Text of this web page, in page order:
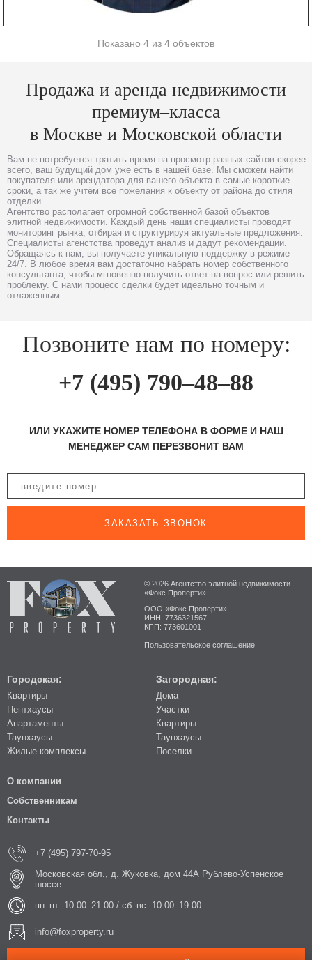
Показано 4 из 4 объектов
Продажа и аренда недвижимости
премиум–класса
в Москве и Московской области
Вам не потребуется тратить время на просмотр разных сайтов скорее
всего, ваш будущий дом уже есть в нашей базе. Мы сможем найти
покупателя или арендатора для вашего объекта в самые короткие
сроки, а так же учтём все пожелания к объекту от района до стиля
отделки.
Агентство располагает огромной собственной базой объектов
элитной недвижимости. Каждый день наши специалисты проводят
мониторинг рынка, отбирая и структурируя актуальные предложения.
Специалисты агенстства проведут анализ и дадут рекомендации.
Обращаясь к нам, вы получаете уникальную поддержку в режиме
24/7. В любое время вам достаточно набрать номер собственного
консультанта, чтобы мгновенно получить ответ на вопрос или решить
проблему. С нами процесс сделки будет идеально точным и
отлаженным.
Позвоните нам по номеру:
+7 (495) 790–48–88
ИЛИ УКАЖИТЕ НОМЕР ТЕЛЕФОНА В ФОРМЕ И НАШ
МЕНЕДЖЕР САМ ПЕРЕЗВОНИТ ВАМ
ЗАКАЗАТЬ ЗВОНОК
© 2026 Агентство элитной недвижимости
«Фокс Проперти»
ООО «Фокс Проперти»
ИНН: 7736321567
КПП: 773601001
Пользовательское соглашение
Городская:
Квартиры
Пентхаусы
Апартаменты
Таунхаусы
Жилые комплексы
Загородная:
Дома
Участки
Квартиры
Таунхаусы
Поселки
О компании
Собственникам
Контакты
+7 (495) 797-70-95
Московская обл., д. Жуковка, дом 44А Рублево-Успенское
шоссе
пн–пт: 10:00–21:00 / сб–вс: 10:00–19:00.
info@foxproperty.ru